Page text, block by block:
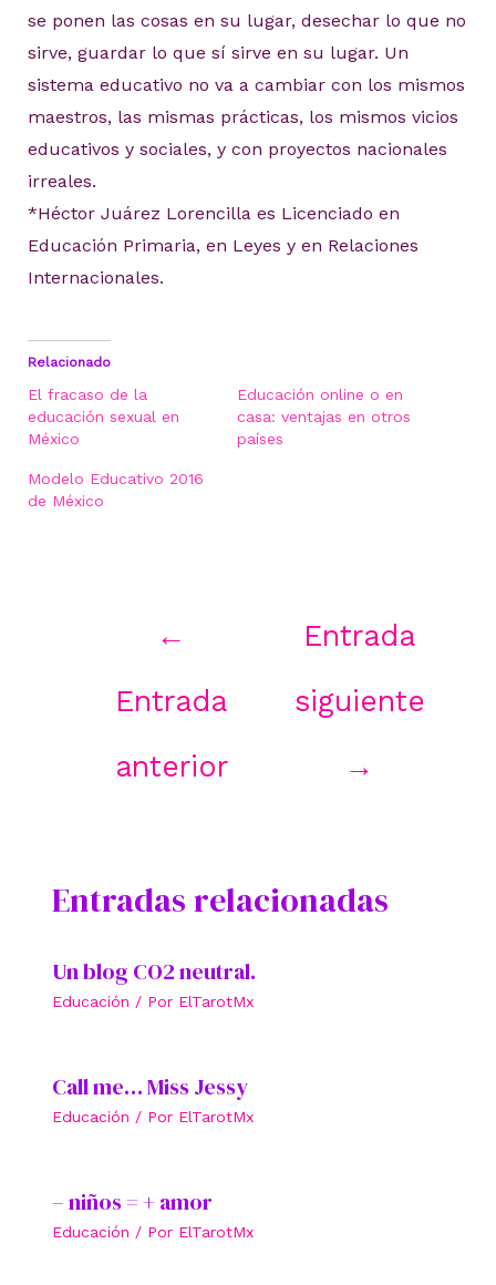
se ponen las cosas en su lugar, desechar lo que no
sirve, guardar lo que sí sirve en su lugar. Un
sistema educativo no va a cambiar con los mismos
maestros, las mismas prácticas, los mismos vicios
educativos y sociales, y con proyectos nacionales
irreales.
*Héctor Juárez Lorencilla es Licenciado en
Educación Primaria, en Leyes y en Relaciones
Internacionales.
Relacionado
El fracaso de la
educación sexual en
México
Educación online o en
casa: ventajas en otros
países
Modelo Educativo 2016
de México
←
Entrada
anterior
Entrada
siguiente
→
Entradas relacionadas
Un blog CO2 neutral.
Educación / Por ElTarotMx
Call me… Miss Jessy
Educación / Por ElTarotMx
– niños = + amor
Educación / Por ElTarotMx